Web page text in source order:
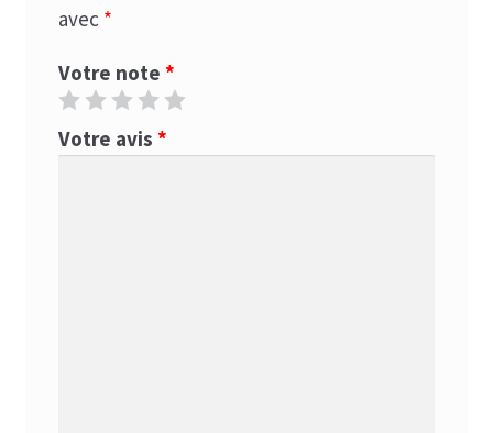
avec *
Votre note *
Votre avis *